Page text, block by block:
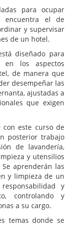
para ocupar
encuentra el de
y supervisar
de un hotel.
diseñado para
en los aspectos
de manera que
desempeñar las
ajustadas a
que exigen
este curso de
posterior trabajo
de lavandería,
y utensilios
aprenderán las
y limpieza de un
y
controlando y
a su cargo.
temas donde se